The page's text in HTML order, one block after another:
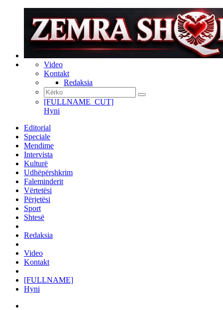
Video
Kontakt
Redaksia
[FULLNAME_CUT]
Hyni
Editorial
Speciale
Mendime
Intervista
Kulturë
Udhëpërshkrim
Faleminderit
Vërtetësi
Përjetësi
Sport
Shtesë
Redaksia
Video
Kontakt
[FULLNAME]
Hyni